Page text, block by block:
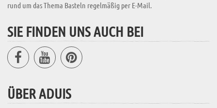
rund um das Thema Basteln regelmäßig per E-Mail.
SIE FINDEN UNS AUCH BEI
ÜBER ADUIS